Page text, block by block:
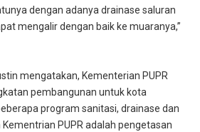
dengan adanya drainase saluran
mengalir dengan baik ke muaranya,”
mengatakan, Kementerian PUPR
pembangunan untuk kota
program sanitasi, drainase dan
PUPR adalah pengetasan